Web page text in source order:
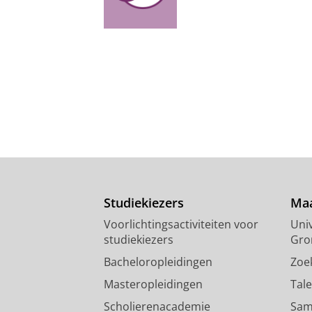
Studiekiezers
Voorlichtingsactiviteiten voor
studiekiezers
Bacheloropleidingen
Masteropleidingen
Scholierenacademie